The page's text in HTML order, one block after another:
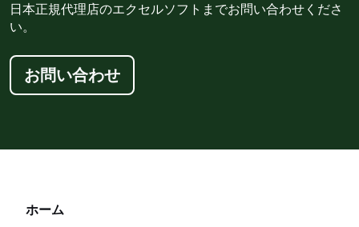
日本正規代理店のエクセルソフトまでお問い合わせくださ
い。
お問い合わせ
ホーム